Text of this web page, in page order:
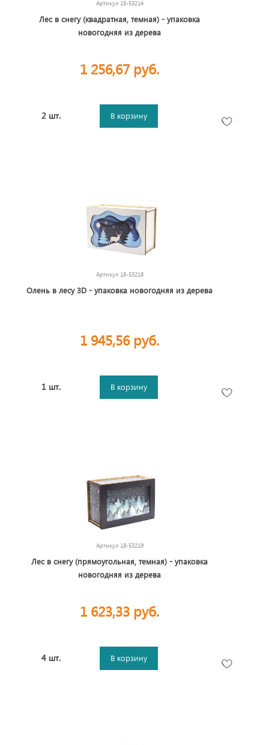
Артикул 18-53214
Лес в снегу (квадратная, темная) - упаковка
новогодняя из дерева
1 256,67 руб.
2 шт. В корзину
Артикул 18-53218
Олень в лесу 3D - упаковка новогодняя из дерева
1 945,56 руб.
1 шт. В корзину
Артикул 18-53219
Лес в снегу (прямоугольная, темная) - упаковка
новогодняя из дерева
1 623,33 руб.
4 шт. В корзину